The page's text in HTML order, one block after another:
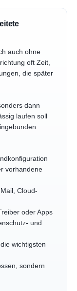
auch ohne
oft Zeit,
die später
dann
laufen soll
vorhandene
Cloud-
oder Apps
und
wichtigsten
sondern